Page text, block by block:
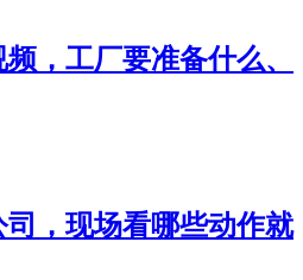
，工厂要准备什么、
，现场看哪些动作就